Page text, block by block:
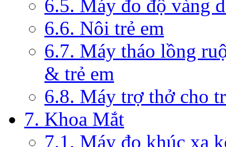
6.5. Máy đo độ vàng
6.6. Nôi trẻ em
6.7. Máy tháo lồng
& trẻ em
6.8. Máy trợ thở cho
7. Khoa Mắt
7.1. Máy đo khúc xạ